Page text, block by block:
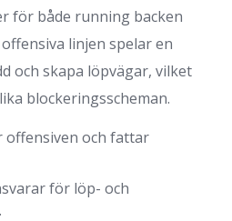
för både running backen
linjen spelar en
och skapa löpvägar, vilket
blockeringsscheman.
offensiven och fattar
för löp- och